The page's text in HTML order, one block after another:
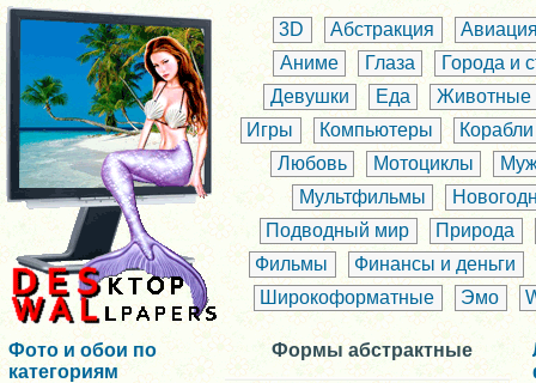
3D Абстракция
Аниме
Глаза
Города и
Девушки
Еда
Животные
Игры
Компьютеры
Корабли
Любовь
Мотоциклы
Мультфильмы
Подводный мир
Природа
Фильмы
Финансы и деньги
Широкоформатные
Эмо
Фото и обои по
категориям
Формы абстрактные